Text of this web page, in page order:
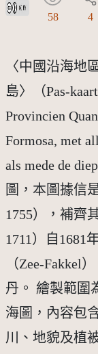
創用CC姓名標示 3.0
58 4
〈中國沿海地
島〉（Pas-
Provincien
Formosa, met
als mede de
圖，本圖據信
1755），補齊
1711）自1681
（Zee-Fakkel
丹。 繪製範圍
海圖，內容包
川、地貌及植